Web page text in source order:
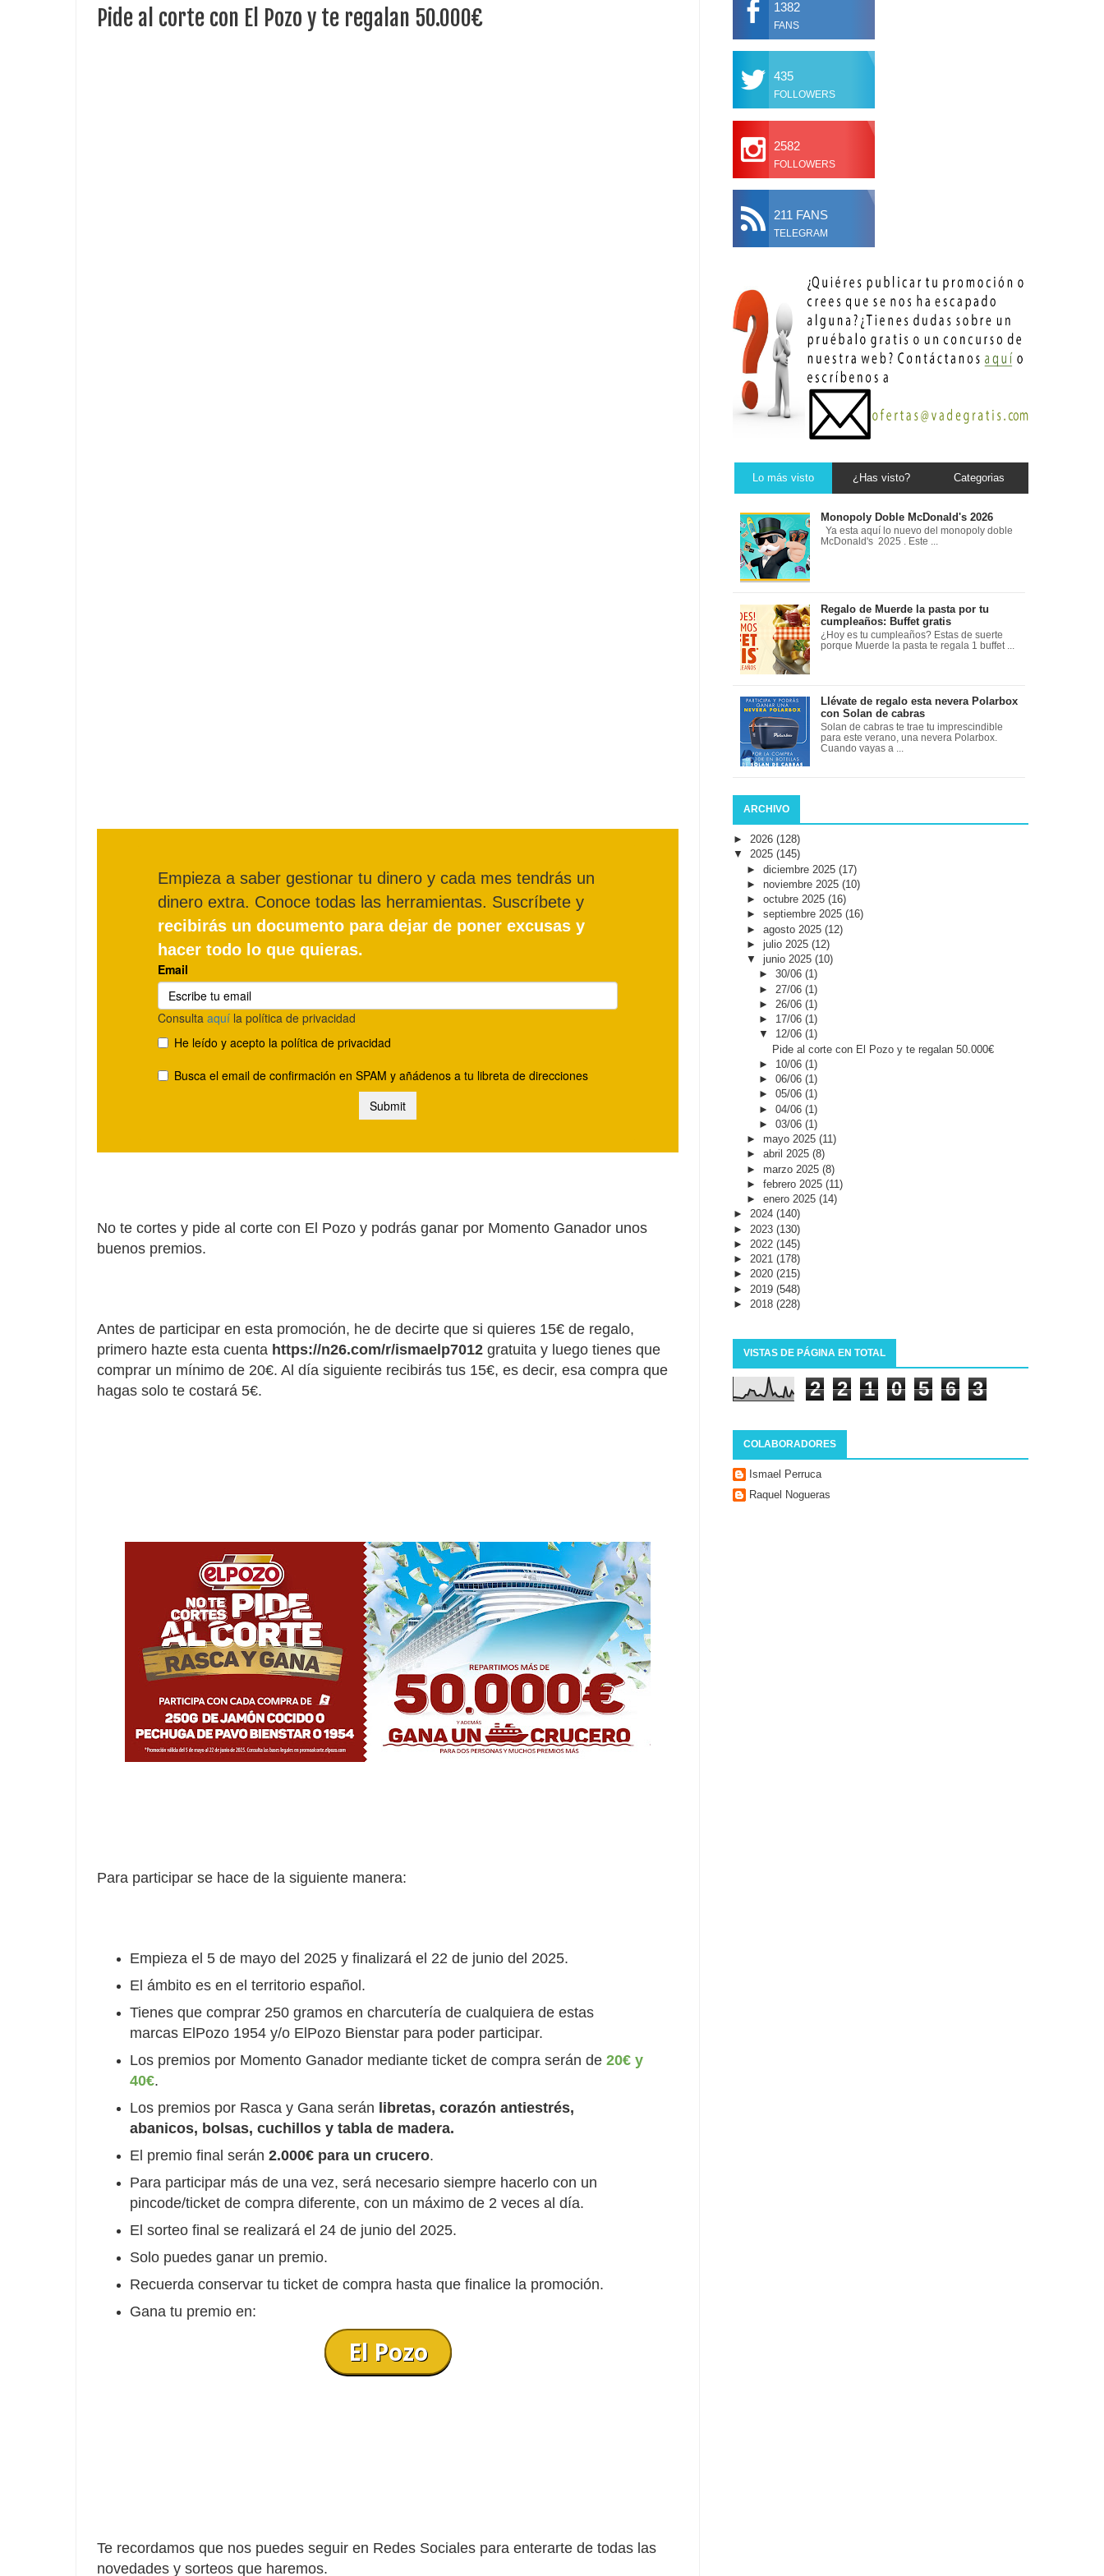
Pide al corte con El Pozo y te regalan 50.000€
No te cortes y pide al corte con El Pozo y podrás ganar por Momento Ganador unos
buenos premios.
Antes de participar en esta promoción, he de decirte que si quieres 15€ de regalo,
primero hazte esta cuenta https://n26.com/r/ismaelp7012 gratuita y luego tienes que
comprar un mínimo de 20€. Al día siguiente recibirás tus 15€, es decir, esa compra que
hagas solo te costará 5€.
Para participar se hace de la siguiente manera:
Empieza el 5 de mayo del 2025 y finalizará el 22 de junio del 2025.
El ámbito es en el territorio español.
Tienes que comprar 250 gramos en charcutería de cualquiera de estas
marcas ElPozo 1954 y/o ElPozo Bienstar para poder participar.
Los premios por Momento Ganador mediante ticket de compra serán de 20€ y
40€.
Los premios por Rasca y Gana serán libretas, corazón antiestrés,
abanicos, bolsas, cuchillos y tabla de madera.
El premio final serán 2.000€ para un crucero.
Para participar más de una vez, será necesario siempre hacerlo con un
pincode/ticket de compra diferente, con un máximo de 2 veces al día.
El sorteo final se realizará el 24 de junio del 2025.
Solo puedes ganar un premio.
Recuerda conservar tu ticket de compra hasta que finalice la promoción.
Gana tu premio en:
El Pozo
Te recordamos que nos puedes seguir en Redes Sociales para enterarte de todas las
novedades y sorteos que haremos.
1382
FANS
435
FOLLOWERS
2582
FOLLOWERS
211 FANS
TELEGRAM
Lo más visto ¿Has visto? Categorias
Monopoly Doble McDonald's 2026
Ya esta aquí lo nuevo del monopoly doble
McDonald's 2025 . Este ...
Regalo de Muerde la pasta por tu
cumpleaños: Buffet gratis
¿Hoy es tu cumpleaños? Estas de suerte
porque Muerde la pasta te regala 1 buffet ...
Llévate de regalo esta nevera Polarbox
con Solan de cabras
Solan de cabras te trae tu imprescindible
para este verano, una nevera Polarbox.
Cuando vayas a ...
ARCHIVO
► 2026 (128)
▼ 2025 (145)
► diciembre 2025 (17)
► noviembre 2025 (10)
► octubre 2025 (16)
► septiembre 2025 (16)
► agosto 2025 (12)
► julio 2025 (12)
▼ junio 2025 (10)
►30/06(1)
► 27/06(1)
► 26/06(1)
► 17/06(1)
▼ 12/06(1)
Pide al corte con El Pozo y te regalan 50.000€
► 10/06(1)
►06/06(1)
►05/06(1)
►04/06(1)
►03/06(1)
► mayo 2025 (11)
► abril 2025 (8)
► marzo 2025 (8)
► febrero 2025 (11)
► enero 2025 (14)
► 2024 (140)
► 2023 (130)
► 2022 (145)
► 2021 (178)
► 2020 (215)
► 2019 (548)
► 2018 (228)
VISTAS DE PÁGINA EN TOTAL
2 2 1 0 5 6 3
COLABORADORES
Ismael Perruca
Raquel Nogueras